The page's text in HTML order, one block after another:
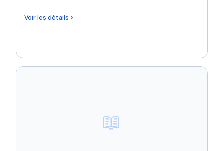
Voir les détails
📖